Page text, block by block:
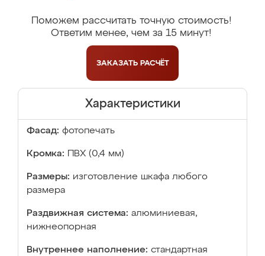
Поможем рассчитать точную стоимость!
Ответим менее, чем за 15 минут!
ЗАКАЗАТЬ РАСЧЁТ
Характеристики
Фасад: фотопечать
Кромка: ПВХ (0,4 мм)
Размеры: изготовление шкафа любого
размера
Раздвижная система: алюминиевая,
нижнеопорная
Внутреннее наполнение: стандартная